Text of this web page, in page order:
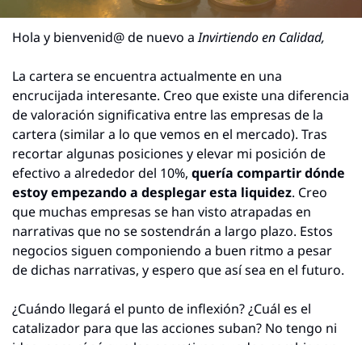
Hola y bienvenid@ de nuevo a Invirtiendo en Calidad,
La cartera se encuentra actualmente en una
encrucijada interesante. Creo que existe una diferencia
de valoración significativa entre las empresas de la
cartera (similar a lo que vemos en el mercado). Tras
recortar algunas posiciones y elevar mi posición de
efectivo a alrededor del 10%, quería compartir dónde
estoy empezando a desplegar esta liquidez. Creo
que muchas empresas se han visto atrapadas en
narrativas que no se sostendrán a largo plazo. Estos
negocios siguen componiendo a buen ritmo a pesar
de dichas narrativas, y espero que así sea en el futuro.
¿Cuándo llegará el punto de inflexión? ¿Cuál es el
catalizador para que las acciones suban? No tengo ni